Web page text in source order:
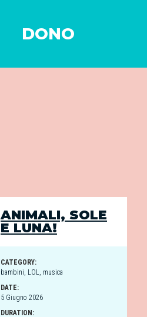
DONO
ANIMALI, SOLE
E LUNA!
CATEGORY:
bambini, LOL, musica
DATE:
5 Giugno 2026
DURATION: